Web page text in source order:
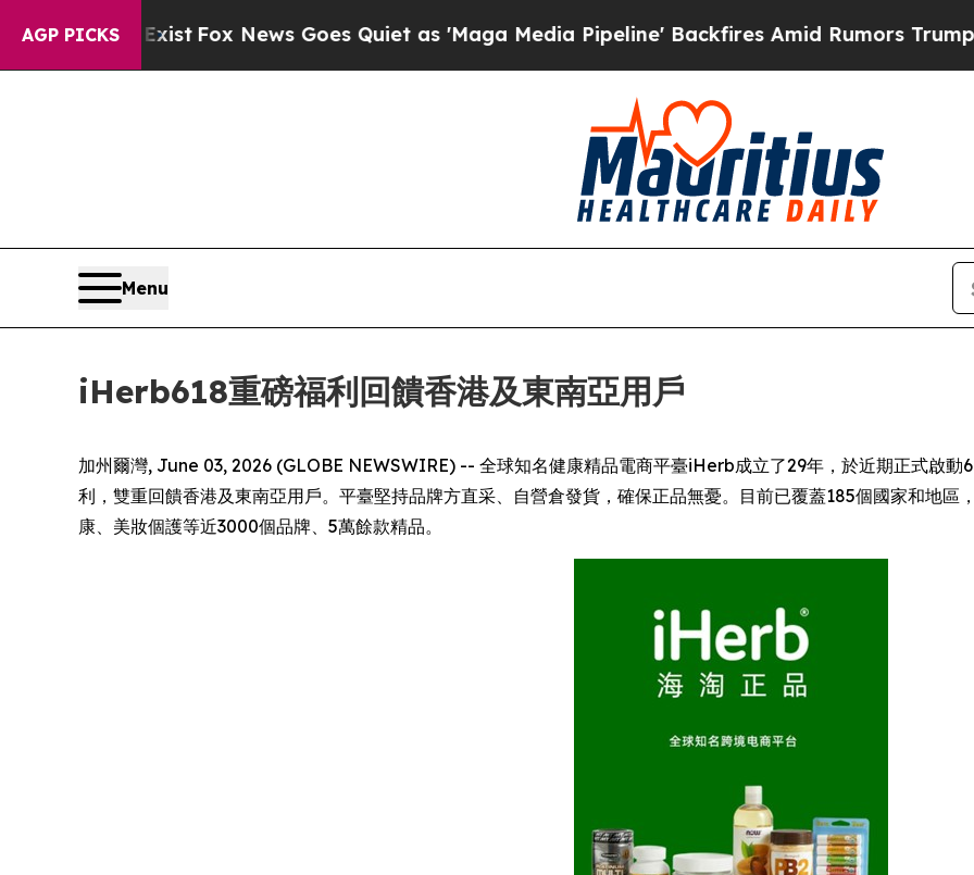
AGP PICKS
Fox News Goes Quiet as 'Maga Media Pipeline' Backfires Amid Rumors Trump Will cut Pirro
Menu
iHerb618重磅福利回饋香港及東南亞用戶
加州爾灣, June 03, 2026 (GLOBE NEWSWIRE) -- 全球知名健康精品電商平臺iHerb成立了29年，於近期正式啟動
利，雙重回饋香港及東南亞用戶。平臺堅持品牌方直采、自營倉發貨，確保正品無憂。目前已覆蓋185個國家和地區
康、美妝個護等近3000個品牌、5萬餘款精品。